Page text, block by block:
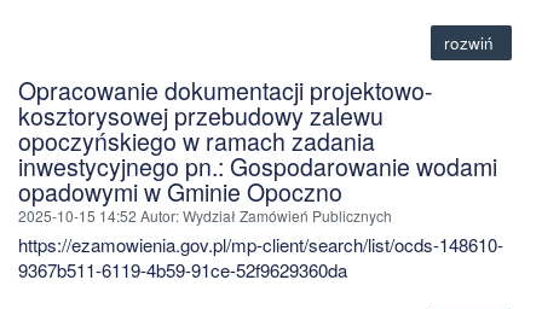
rozwiń
Opracowanie dokumentacji projektowo-
kosztorysowej przebudowy zalewu
opoczyńskiego w ramach zadania
inwestycyjnego pn.: Gospodarowanie wodami
opadowymi w Gminie Opoczno
2025-10-15 14:52 Autor: Wydział Zamówień Publicznych
https://ezamowienia.gov.pl/mp-client/search/list/ocds-148610-
9367b511-6119-4b59-91ce-52f9629360da